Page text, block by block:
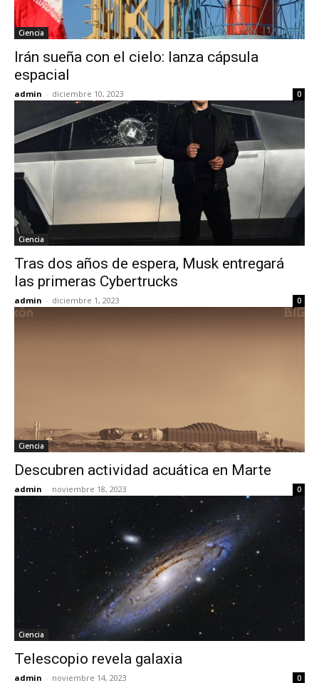
Ciencia
Irán sueña con el cielo: lanza cápsula
espacial
admin - diciembre 10, 2023 0
Ciencia
Tras dos años de espera, Musk entregará
las primeras Cybertrucks
admin - diciembre 1, 2023 0
Ciencia
Descubren actividad acuática en Marte
admin - noviembre 18, 2023 0
Ciencia
Telescopio revela galaxia
admin - noviembre 14, 2023 0